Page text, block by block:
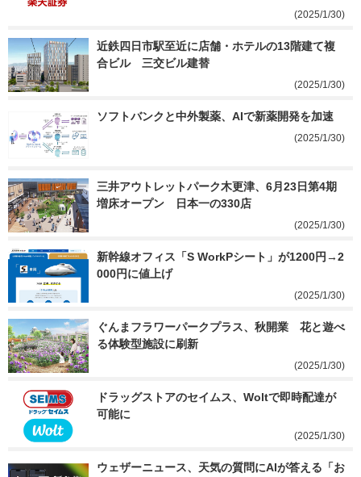
(2025/1/30)
近鉄四日市駅至近に店舗・ホテルの13階建て複
合ビル　三交ビル建替
(2025/1/30)
ソフトバンクと中外製薬、AIで新薬開発を加速
(2025/1/30)
三井アウトレットパーク木更津、6月23日第4期
増床オープン　日本一の330店
(2025/1/30)
新幹線オフィス「S WorkPシート」が1200円→2
000円に値上げ
(2025/1/30)
ぐんまフラワーパークプラス、秋開業　花と遊べ
る体験型施設に刷新
(2025/1/30)
ドラッグストアのセイムス、Woltで即時配達が
可能に
(2025/1/30)
ウェザーニュース、天気の質問にAIが答える「お